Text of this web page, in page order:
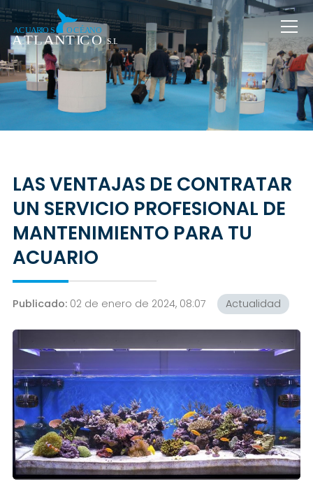
LAS VENTAJAS DE CONTRATAR
UN SERVICIO PROFESIONAL DE
MANTENIMIENTO PARA TU
ACUARIO
Publicado: 02 de enero de 2024, 08:07 Actualidad